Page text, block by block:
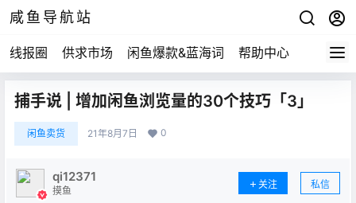
咸鱼导航站
线报圈 供求市场 闲鱼爆款&蓝海词 帮助中心
捕手说 | 增加闲鱼浏览量的30个技巧「3」
闲鱼卖货 21年8月7日 0
qi12371
摸鱼
关注 私信